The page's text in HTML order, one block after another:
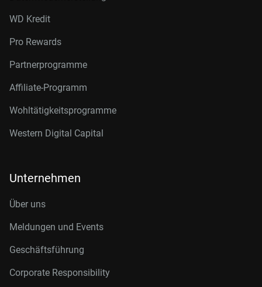
WD Kredit
Pro Rewards
Partnerprogramme
Affiliate-Programm
Wohltätigkeitsprogramme
Western Digital Capital
Unternehmen
Über uns
Meldungen und Events
Geschäftsführung
Corporate Responsibility